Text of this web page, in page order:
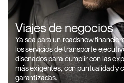
Viajes de negocios
Ya sea para un roadshow
los servicios de transporte
diseñados para cumplir con las
más exigentes, con puntualidad y
garantizadas.